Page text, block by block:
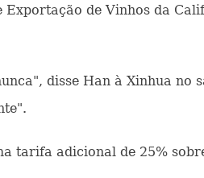
de Vinhos da
disse Han à Xinhua no
tarifa adicional de 25%